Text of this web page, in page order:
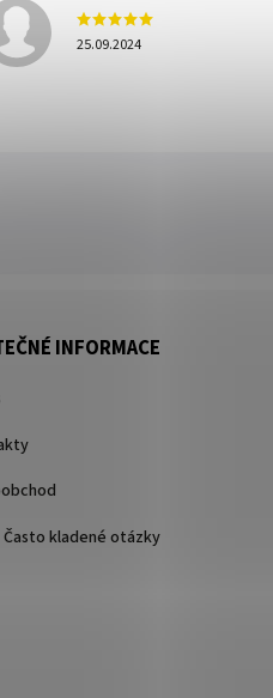
25.09.2024
INFORMACE
Často kladené otázky